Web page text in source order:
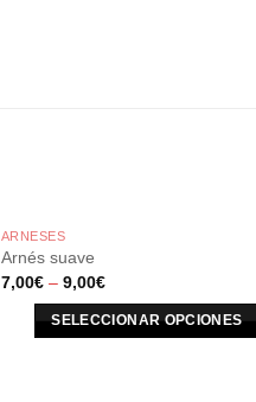
ARNESES
Arnés suave
7,00€– 9,00€
SELECCIONAR OPCIONES